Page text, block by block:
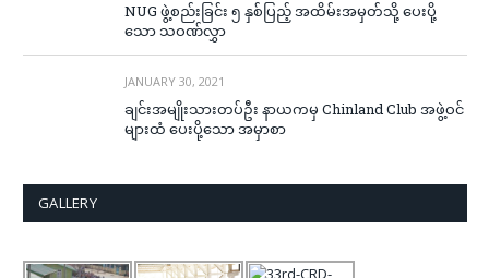
NUG ဖွဲ့စည်းခြင်း ၅ နှစ်ပြည့် အထိမ်းအမှတ်သို့ ပေးပို့
သော သဝဏ်လွှာ
JANUARY 30, 2021
ချင်းအမျိုးသားတပ်ဦး နာယကမှ Chinland Club အဖွဲ့ဝင်
များထံ ပေးပို့သော အမှာစာ
GALLERY